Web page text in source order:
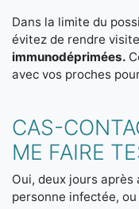
Dans la limite du
évitez de rendre
immunodéprimées.
avec vos proches
CAS-
ME FAIRE
Oui, deux jours après
personne infectée, ou